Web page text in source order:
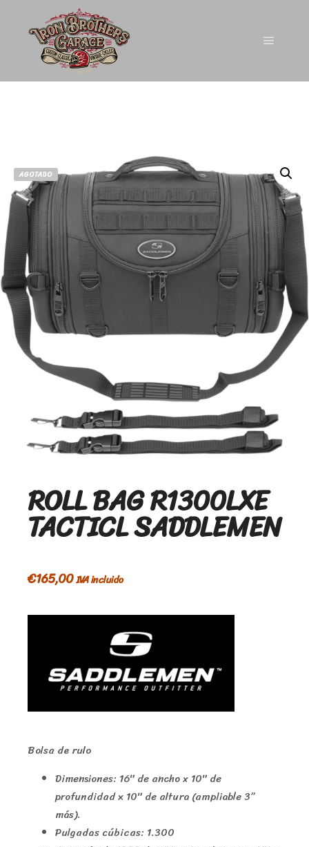
AGOTADO
ROLL BAG R1300LXE
TACTICL SADDLEMEN
€165,00IVA incluido
Bolsa de rulo
Dimensiones: 16″ de ancho x 10″ de
profundidad x 10″ de altura (ampliable 3”
más).
Pulgadas cúbicas: 1.300